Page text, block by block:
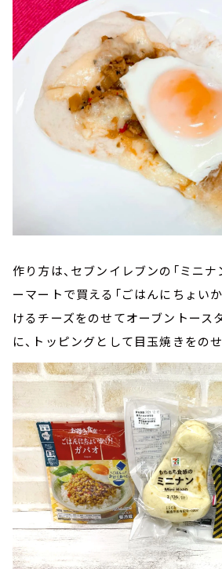
作り方は、セブンイレブンの「ミニナ
ーマートで買える「ごはんにちょいか
けるチーズをのせてオーブントース
に、トッピングとして目玉焼きをのせ